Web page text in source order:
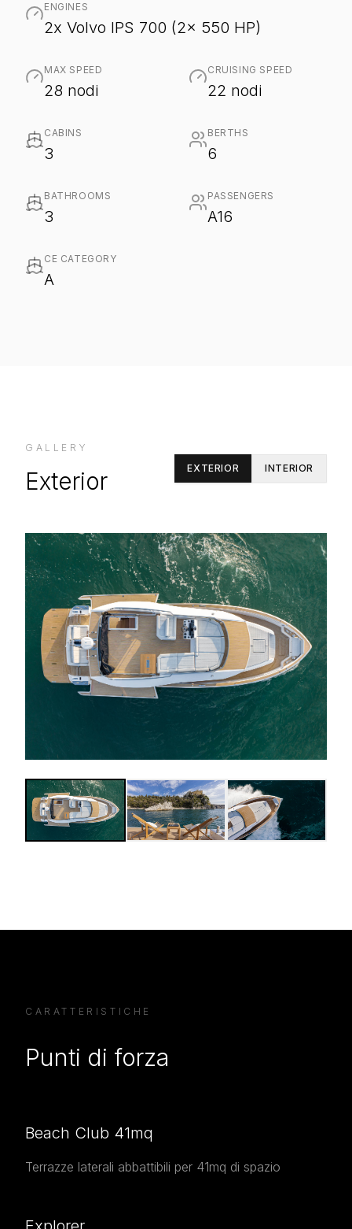
ENGINES
2x Volvo IPS 700 (2x 550 HP)
MAX SPEED
28 nodi
CRUISING SPEED
22 nodi
CABINS
3
BERTHS
6
BATHROOMS
3
PASSENGERS
A16
CE CATEGORY
A
GALLERY
Exterior EXTERIOR INTERIOR
CARATTERISTICHE
Punti di forza
Beach Club 41mq
Terrazze laterali abbattibili per 41mq di spazio